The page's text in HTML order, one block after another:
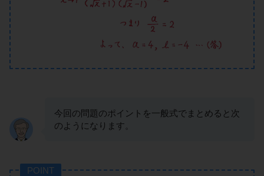
今回の問題のポイントを一般式でまとめると次
のようになります。
POINT